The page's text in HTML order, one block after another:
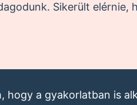
Sikerült elérnie,
a gyakorlatban is